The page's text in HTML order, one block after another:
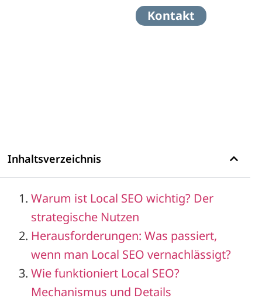
Kontakt
Inhaltsverzeichnis
Warum ist Local SEO wichtig? Der
strategische Nutzen
Herausforderungen: Was passiert,
wenn man Local SEO vernachlässigt?
Wie funktioniert Local SEO?
Mechanismus und Details